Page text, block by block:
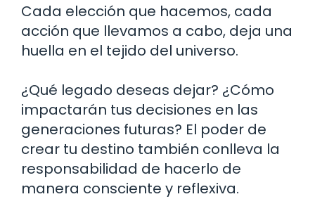
Cada elección que hacemos, cada
acción que llevamos a cabo, deja una
huella en el tejido del universo.
¿Qué legado deseas dejar? ¿Cómo
impactarán tus decisiones en las
generaciones futuras? El poder de
crear tu destino también conlleva la
responsabilidad de hacerlo de
manera consciente y reflexiva.